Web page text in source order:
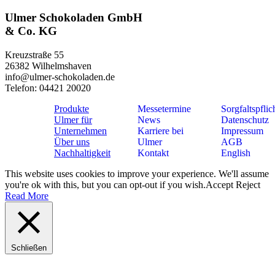
Ulmer Schokoladen GmbH
& Co. KG
Kreuzstraße 55
26382 Wilhelmshaven
info@ulmer-schokoladen.de
Telefon: 04421 20020
Produkte
Ulmer für
Unternehmen
Über uns
Nachhaltigkeit
Messetermine
News
Karriere bei
Ulmer
Kontakt
Datenschutz
Impressum
AGB
English
This website uses cookies to improve your experience. We'll assume
you're ok with this, but you can opt-out if you wish.Accept Reject
Read More
Schließen